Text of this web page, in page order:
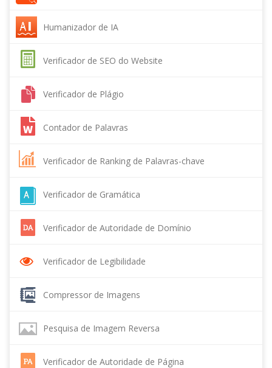
Humanizador de IA
Verificador de SEO do Website
Verificador de Plágio
Contador de Palavras
Verificador de Ranking de Palavras-chave
Verificador de Gramática
Verificador de Autoridade de Domínio
Verificador de Legibilidade
Compressor de Imagens
Pesquisa de Imagem Reversa
Verificador de Autoridade de Página